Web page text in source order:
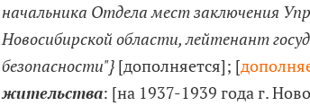
начальника Отдела мест заключения
Новосибирской области, лейтенант
безопасности"} [дополняется]; [
жительства: [на 1937-1939 года г.